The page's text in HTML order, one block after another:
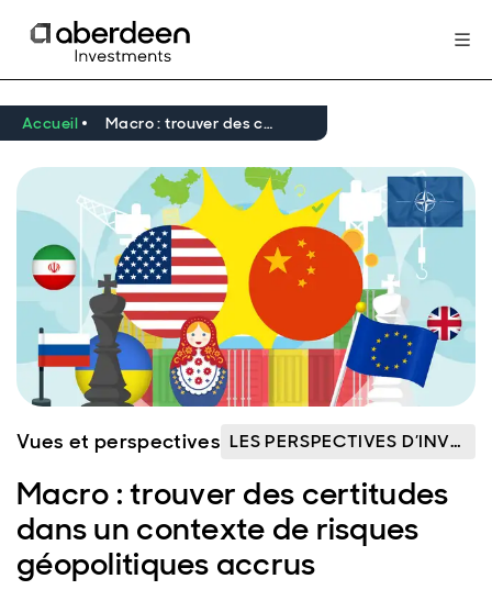
Accueil Macro : trouver des certitudes dans un contexte de risques géopolitiques accrus
Vues et perspectives LES PERSPECTIVES D’INVESTISSEMENT
Macro : trouver des certitudes
dans un contexte de risques
géopolitiques accrus